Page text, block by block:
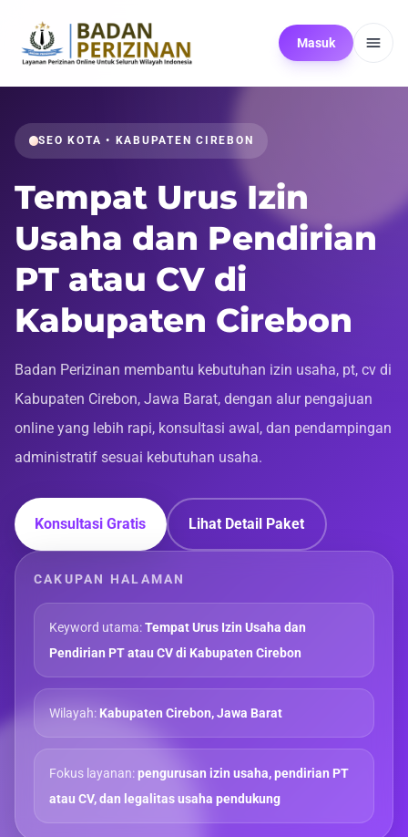
Masuk
SEO KOTA • KABUPATEN CIREBON
Tempat Urus Izin
Usaha dan Pendirian
PT atau CV di
Kabupaten Cirebon
Badan Perizinan membantu kebutuhan izin usaha, pt, cv di
Kabupaten Cirebon, Jawa Barat, dengan alur pengajuan
online yang lebih rapi, konsultasi awal, dan pendampingan
administratif sesuai kebutuhan usaha.
Konsultasi Gratis Lihat Detail Paket
CAKUPAN HALAMAN
Keyword utama:Tempat Urus Izin Usaha dan
Pendirian PT atau CV di Kabupaten Cirebon
Wilayah:Kabupaten Cirebon, Jawa Barat
Fokus layanan:pengurusan izin usaha, pendirian PT
atau CV, dan legalitas usaha pendukung